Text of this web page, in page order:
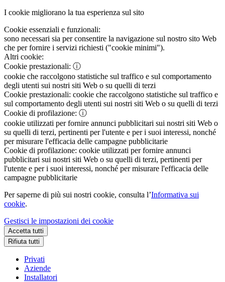
I cookie migliorano la tua esperienza sul sito
Cookie essenziali e funzionali:
sono necessari sia per consentire la navigazione sul nostro sito Web
che per fornire i servizi richiesti ("cookie minimi").
Altri cookie:
Cookie prestazionali: ⓘ
cookie che raccolgono statistiche sul traffico e sul comportamento
degli utenti sui nostri siti Web o su quelli di terzi
Cookie prestazionali: cookie che raccolgono statistiche sul traffico e
sul comportamento degli utenti sui nostri siti Web o su quelli di terzi
Cookie di profilazione: ⓘ
cookie utilizzati per fornire annunci pubblicitari sui nostri siti Web o
su quelli di terzi, pertinenti per l'utente e per i suoi interessi, nonché
per misurare l'efficacia delle campagne pubblicitarie
Cookie di profilazione: cookie utilizzati per fornire annunci
pubblicitari sui nostri siti Web o su quelli di terzi, pertinenti per
l'utente e per i suoi interessi, nonché per misurare l'efficacia delle
campagne pubblicitarie
Per saperne di più sui nostri cookie, consulta l’Informativa sui
cookie.
Gestisci le impostazioni dei cookie
Accetta tutti
Rifiuta tutti
Privati
Aziende
Installatori